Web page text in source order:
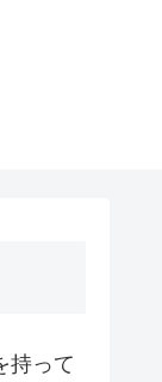
持って